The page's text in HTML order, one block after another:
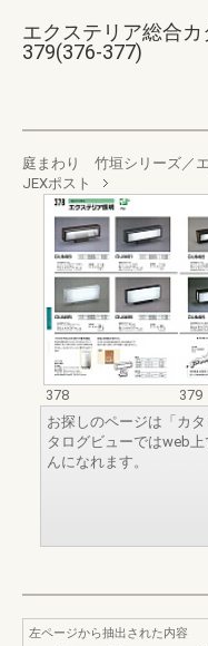
エクステリア総合
379(376-377)
庭まわり 竹垣シリーズ／
JEXポスト
378
379
お探しのページは「カ
タログビューではweb
んになれます。
左ページから抽出された内容